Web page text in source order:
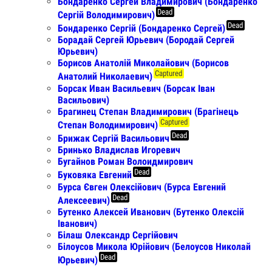
Сергій Володимирович) Dead
Бондаренко Сергій (Бондаренко Сергей) Dead
Борадай Сергей Юрьевич (Бородай Сергей
Юрьевич)
Борисов Анатолій Миколайович (Борисов
Анатолий Николаевич) Captured
Борсак Иван Васильевич (Борсак Іван
Васильович)
Брагинец Степан Владимирович (Брагінець
Степан Володимирович) Captured
Брижак Сергій Васильович Dead
Бринько Владислав Игоревич
Бугайнов Роман Волоидмирович
Буковяка Евгений Dead
Бурса Євген Олексійович (Бурса Евгений
Алексеевич) Dead
Бутенко Алексей Иванович (Бутенко Олексiй
Iванович)
Білаш Олександр Сергійович
Білоусов Микола Юрійович (Белоусов Николай
Юрьевич) Dead